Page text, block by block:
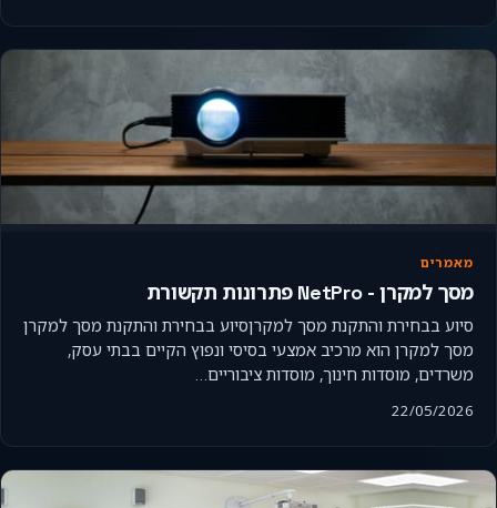
מאמרים
מסך למקרן - NetPro פתרונות תקשורת
סיוע בבחירת והתקנת מסך למקרןסיוע בבחירת והתקנת מסך למקרן
מסך למקרן הוא מרכיב אמצעי בסיסי ונפוץ הקיים בבתי עסק,
משרדים, מוסדות חינוך, מוסדות ציבוריים…
22/05/2026